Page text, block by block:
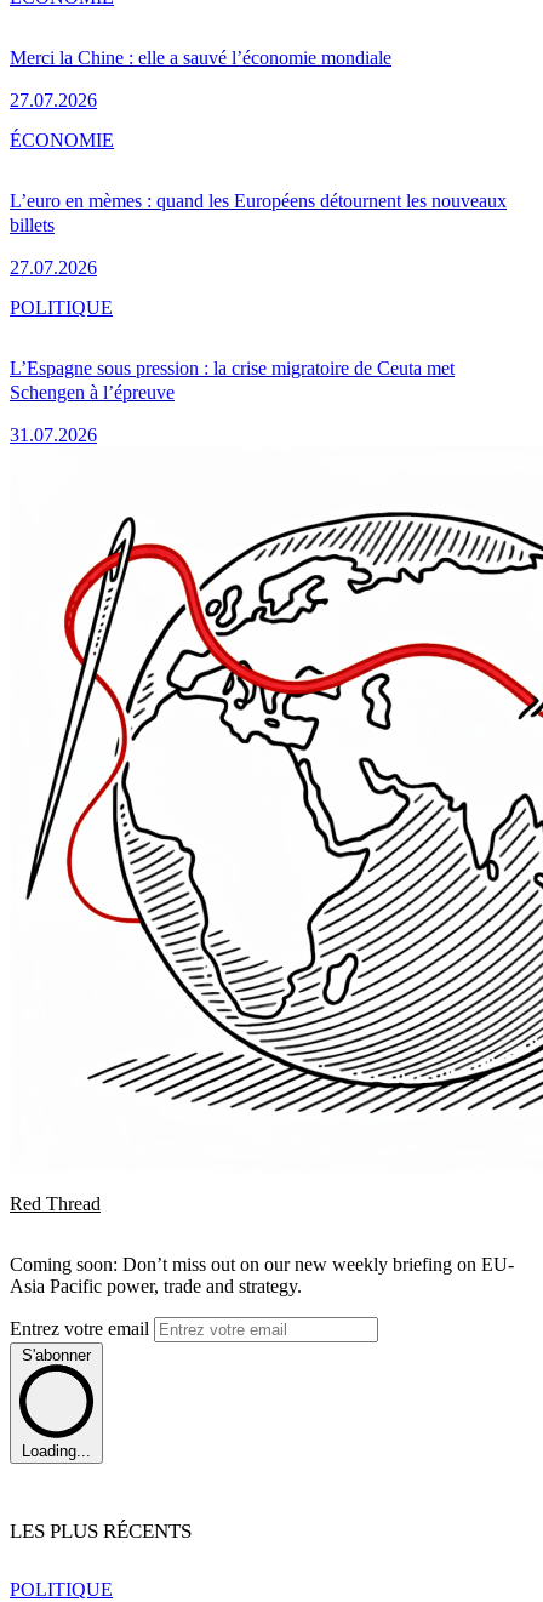
Merci la Chine : elle a sauvé l’économie mondiale
27.07.2026
L’euro en mèmes : quand les Européens détournent les nouveaux
billets
27.07.2026
ÉCONOMIE
L’Espagne sous pression : la crise migratoire de Ceuta met
Schengen à l’épreuve
31.07.2026
POLITIQUE
Red Thread
Coming soon: Don’t miss out on our new weekly briefing on EU-
Asia Pacific power, trade and strategy.
Entrez votre email
S'abonner
Loading...
LES PLUS RÉCENTS
POLITIQUE